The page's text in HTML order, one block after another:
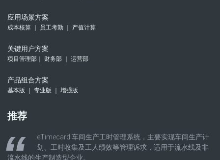
应用场景方案
成本核算 ｜ 员工考勤 ｜ 产值计算
关键用户方案
项目管理部｜ 财务部 ｜ 运营部
产品组合方案
基本版 ｜ 专业版 ｜ 增强版
推荐
eTimecard 车间生产工时管理系统，主要实现车间生产计
划、工时收集及工人绩效等管理诉求，适用于流水线及非
流水线的生产制造型企业。